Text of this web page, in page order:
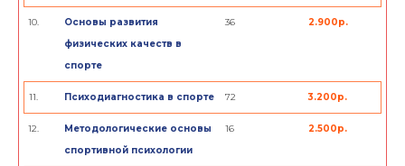
10.
Основы развития
физических качеств в
спорте
36 2.900р.
11. Психодиагностика в спорте 72 3.200р.
12.
Методологические основы
спортивной психологии
16 2.500р.